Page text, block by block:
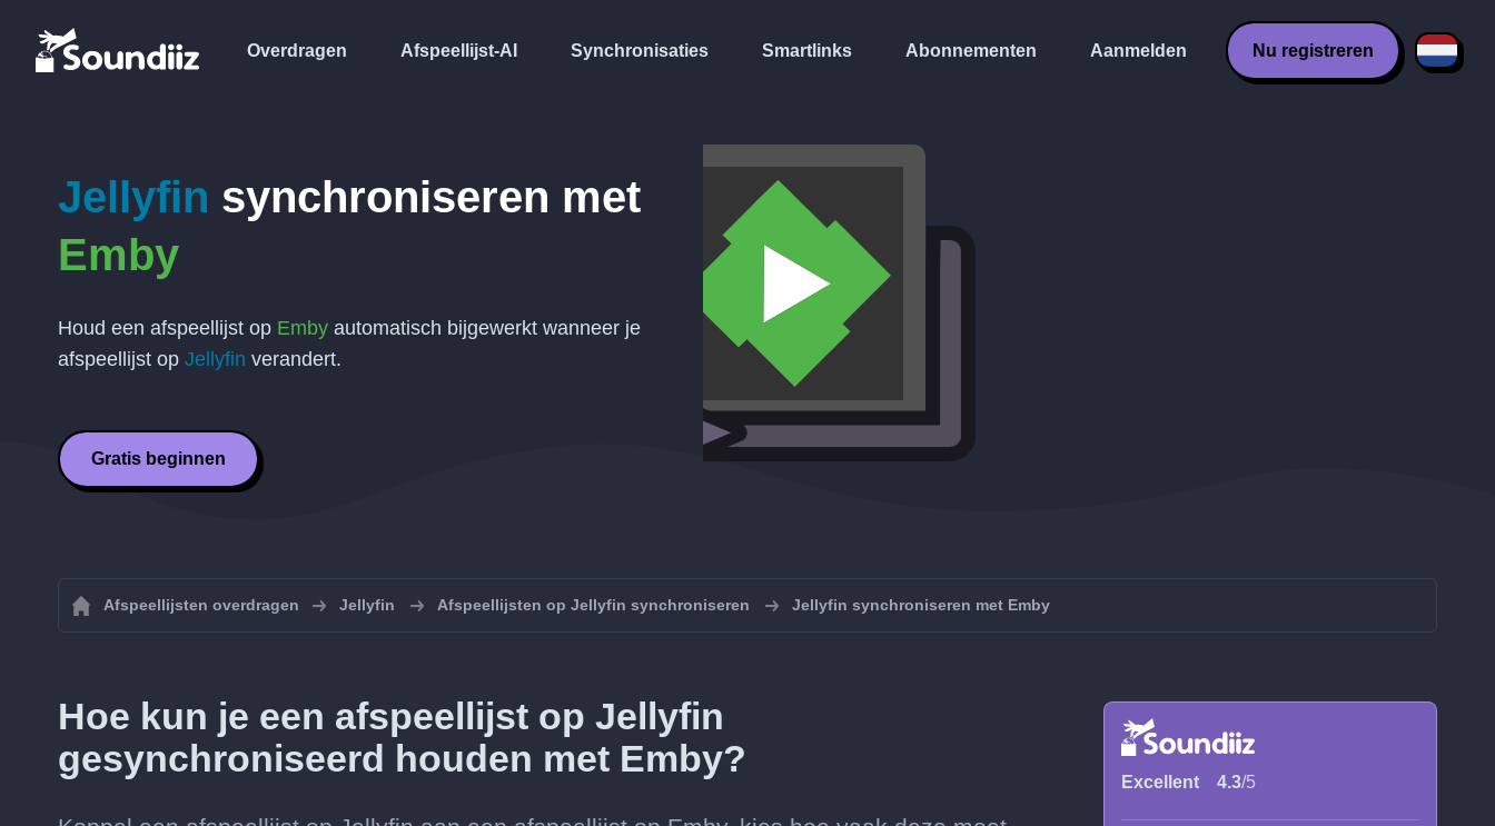
Overdragen Afspeellijst-AI Synchronisaties Smartlinks Abonnementen Aanmelden Nu registreren
Jellyfin synchroniseren met
Emby
Houd een afspeellijst op Emby automatisch bijgewerkt wanneer je
afspeellijst op Jellyfin verandert.
Gratis beginnen
Afspeellijsten overdragen Jellyfin Afspeellijsten op Jellyfin synchroniseren Jellyfin synchroniseren met Emby
Hoe kun je een afspeellijst op Jellyfin
gesynchroniseerd houden met Emby?
Excellent 4.3/5